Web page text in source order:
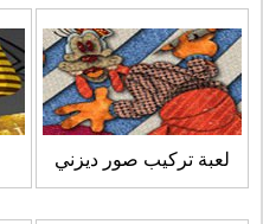
لعبة تركيب صور ديزني